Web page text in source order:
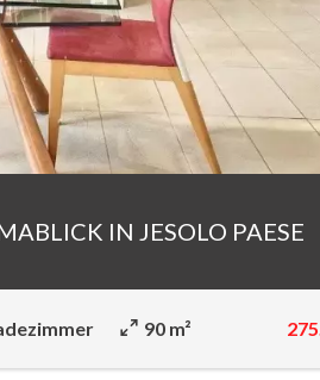
IN JESOLO PAESE
90 m²